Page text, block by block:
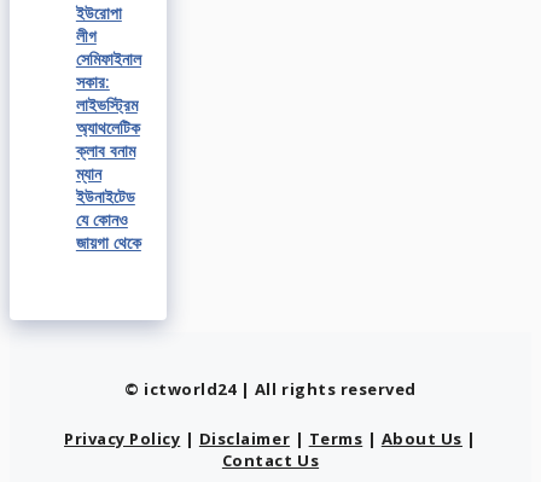
ইউরোপা
লীগ
সেমিফাইনাল
সকার:
লাইভস্ট্রিম
অ্যাথলেটিক
ক্লাব বনাম
ম্যান
ইউনাইটেড
যে কোনও
জায়গা থেকে
© ictworld24 | All rights reserved
Privacy Policy | Disclaimer | Terms | About Us |
Contact Us